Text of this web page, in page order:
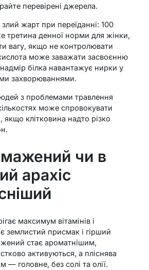
перевірені джерела.
злий жарт при переїданні: 100
третина денної норми для жінки,
вагу, якщо не контролювати
може заважати засвоєнню
білка навантажує нирки у
захворюваннями.
з проблемами травлення
може спровокувати
якщо клітковина надто різко
чи в
арахіс
максимум вітамінів і
землистий присмак і гірший
стає ароматнішим,
активуються, а пліснява
— головне, без солі та олії.